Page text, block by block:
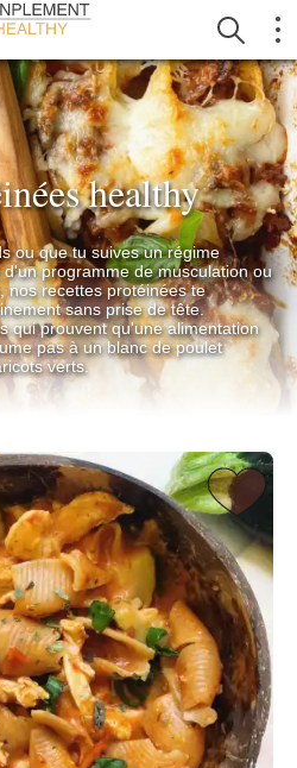
healthy
ou que tu suives un régime
programme de musculation ou
nos recettes protéinées te
sans prise de tête.
qui prouvent qu'une alimentation
pas à un blanc de poulet
verts.